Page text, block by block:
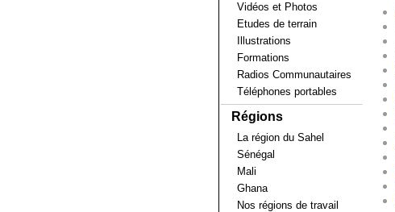
Vidéos et Photos
Etudes de terrain
Illustrations
Formations
Radios Communautaires
Téléphones portables
Régions
La région du Sahel
Sénégal
Mali
Ghana
Nos régions de travail